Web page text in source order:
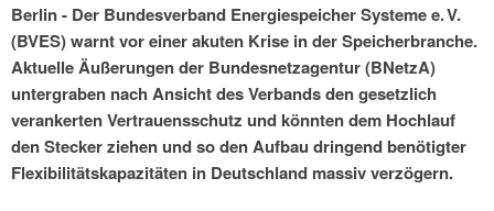
Berlin - Der Bundesverband Energiespeicher Systeme e. V.
(BVES) warnt vor einer akuten Krise in der Speicherbranche.
Aktuelle Äußerungen der Bundesnetzagentur (BNetzA)
untergraben nach Ansicht des Verbands den gesetzlich
verankerten Vertrauensschutz und könnten dem Hochlauf
den Stecker ziehen und so den Aufbau dringend benötigter
Flexibilitätskapazitäten in Deutschland massiv verzögern.